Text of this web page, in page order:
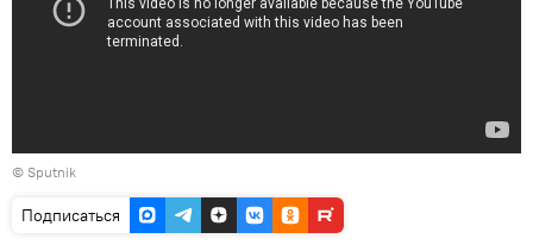
© Sputnik
Подписаться